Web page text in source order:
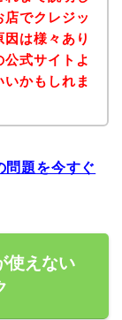
でクレジッ
因は様々あり
式サイトよ
いかもしれま
問題を今すぐ
使えない